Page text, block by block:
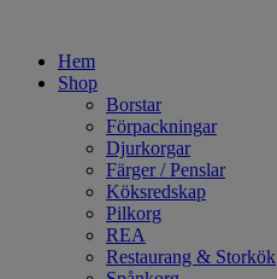
Hem
Shop
Borstar
Förpackningar
Djurkorgar
Färger / Penslar
Köksredskap
Pilkorg
REA
Restaurang & Storkök